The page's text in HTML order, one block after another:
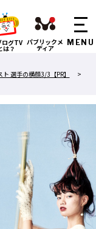
ログTV
は？
パブリックメ
ディア
選手の横顔3/3【PR】
>